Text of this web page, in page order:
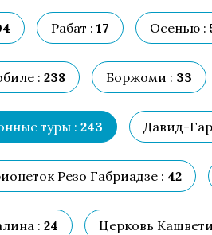
Рабат : 17 Осенью :
: 238 Боржоми : 33
туры : 243 Давид-
Резо Габриадзе : 42
: 24 Церковь